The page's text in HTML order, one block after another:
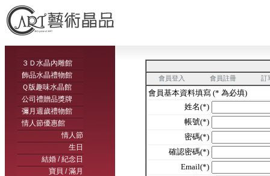
３Ｄ水晶內雕館
飾品水晶禮物館
Ｑ版趣味水晶館
公司禮贈品獎牌
彌月週歲禮物館
情人節優惠館
情人節
生日
結婚 / 紀念日
寶貝 / 滿月
會員登入 會員註冊 訂
會員基本資料填寫 (* 為必填)
姓名(*)
帳號(*)
密碼(*)
確認密碼(*)
Email(*)